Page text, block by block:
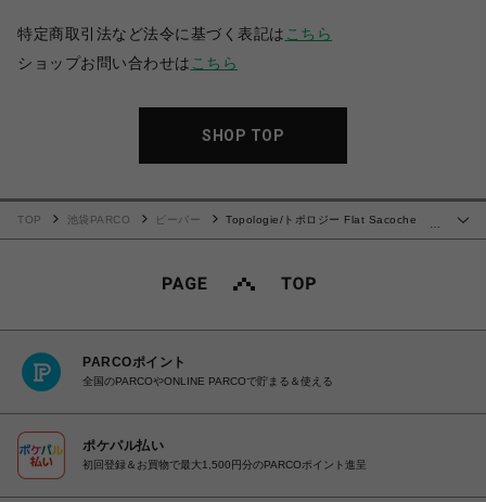
特定商取引法など法令に基づく表記は こちら
ショップお問い合わせは こちら
SHOP TOP
TOP 池袋PARCO ビーバー
Topologie/トポロジー Flat Sacoche
PARCOポイント
全国のPARCOやONLINE PARCOで貯まる＆使える
ポケパル払い
初回登録＆お買物で最大1,500円分のPARCOポイント進呈